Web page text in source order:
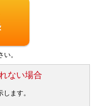
。
ない場合
ます。